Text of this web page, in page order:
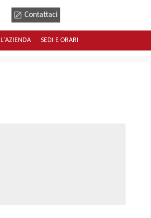
Contattaci
L'AZIENDA SEDI E ORARI